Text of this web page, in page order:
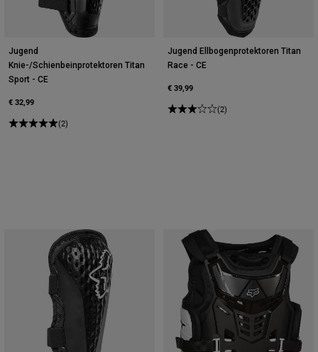
Jugend
Knie-/Schienbeinprotektoren Titan
Sport - CE
€ 32,99
(2)
Jugend Ellbogenprotektoren Titan
Race - CE
€ 39,99
(2)